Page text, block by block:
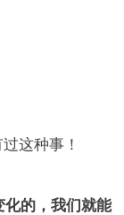
这种事！
化的，我们就能